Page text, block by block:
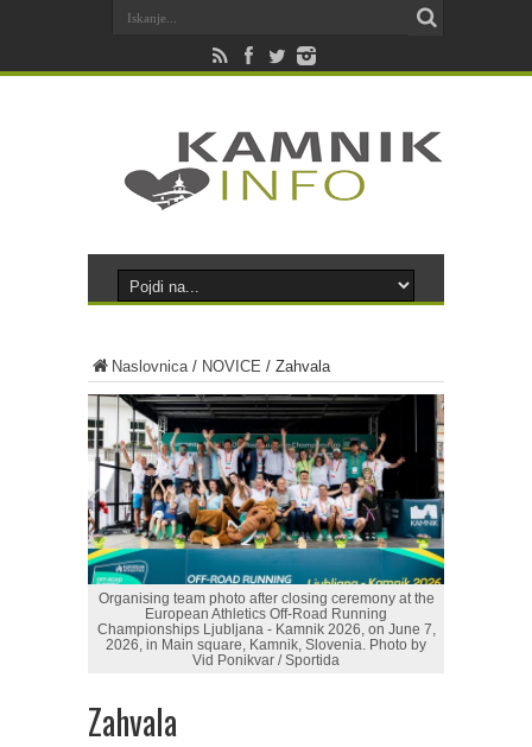
Naslovnica/ NOVICE / Zahvala
Organising team photo after closing ceremony at the
European Athletics Off-Road Running
Championships Ljubljana - Kamnik 2026, on June 7,
2026, in Main square, Kamnik, Slovenia. Photo by
Vid Ponikvar / Sportida
Zahvala